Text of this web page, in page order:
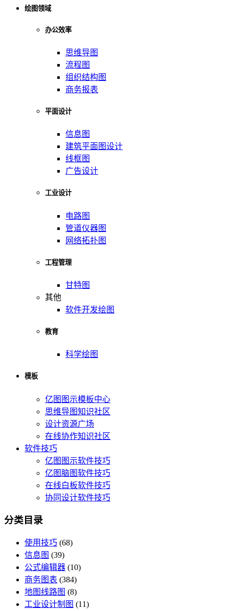
绘图领域
办公效率
思维导图
流程图
组织结构图
商务报表
平面设计
信息图
建筑平面图设计
线框图
广告设计
工业设计
电路图
管道仪器图
网络拓扑图
工程管理
甘特图
其他
软件开发绘图
教育
科学绘图
模板
亿图图示模板中心
思维导图知识社区
设计资源广场
在线协作知识社区
软件技巧
亿图图示软件技巧
亿图脑图软件技巧
在线白板软件技巧
协同设计软件技巧
分类目录
使用技巧 (68)
信息图 (39)
公式编辑器 (10)
商务图表 (384)
地图线路图 (8)
工业设计制图 (11)